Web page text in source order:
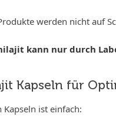
werden nicht auf
kann nur durch
Kapseln für
ist einfach: